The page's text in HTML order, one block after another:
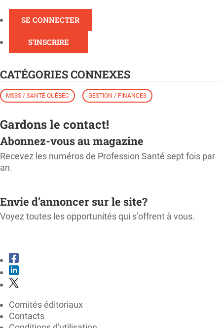
SE CONNECTER
S'INSCRIRE
CATÉGORIES CONNEXES
MSSS / SANTÉ QUÉBEC GESTION / FINANCES
Gardons le contact!
Abonnez-vous au magazine
Recevez les numéros de Profession Santé sept fois par
an.
Envie d’annoncer sur le site?
Voyez toutes les opportunités qui s’offrent à vous.
Comités éditoriaux
Contacts